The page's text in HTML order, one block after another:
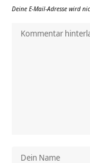
Deine E-Mail-Adresse wird